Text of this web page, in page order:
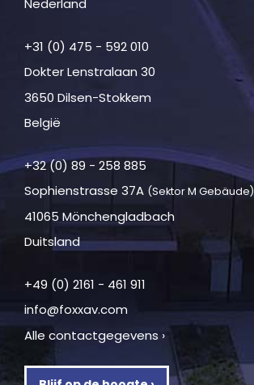
Nederland
+31 (0) 475 - 592 010
Dokter Lenstralaan 30
3650 Dilsen-Stokkem
België
+32 (0) 89 - 258 885
Sophienstrasse 37A (Sektor M Gebäude)
41065 Mönchengladbach
Duitsland
+49 (0) 2161 - 461 911
info@foxxav.com
Alle contactgegevens ›